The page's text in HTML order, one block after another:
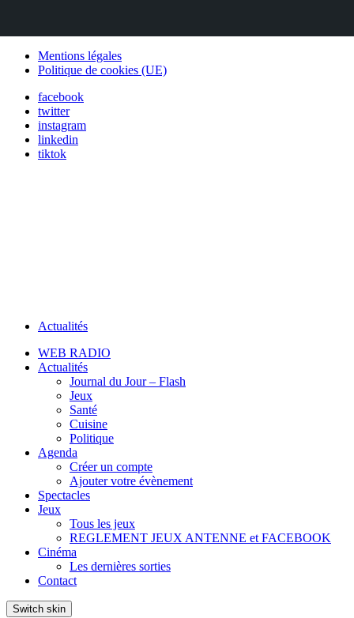
Mentions légales
Politique de cookies (UE)
facebook
twitter
instagram
linkedin
tiktok
Actualités
WEB RADIO
Actualités
Journal du Jour – Flash
Jeux
Santé
Cuisine
Politique
Agenda
Créer un compte
Ajouter votre évènement
Spectacles
Jeux
Tous les jeux
REGLEMENT JEUX ANTENNE et FACEBOOK
Cinéma
Les dernières sorties
Contact
Switch skin